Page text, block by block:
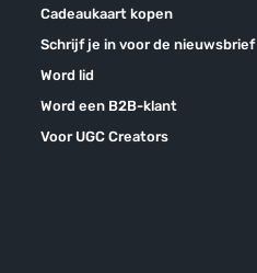
Cadeaukaart kopen
Schrijf je in voor de nieuwsbrief
Word lid
Word een B2B-klant
Voor UGC Creators